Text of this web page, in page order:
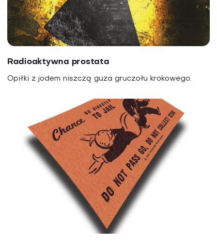
Radioaktywna prostata
Opiłki z jodem niszczą guza gruczołu krokowego.